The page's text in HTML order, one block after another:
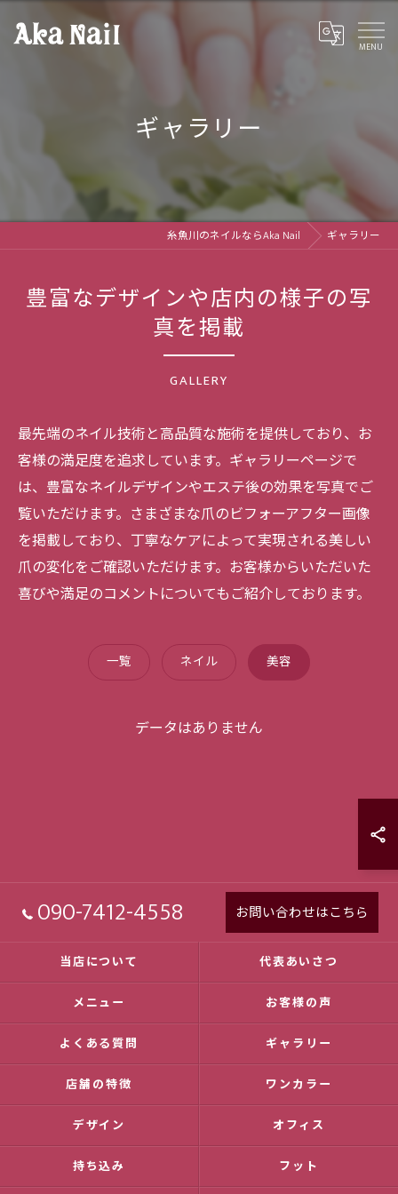
ギャラリー
糸魚川のネイルならAka Nail ギャラリー
豊富なデザインや店内の様子の写
真を掲載
GALLERY
最先端のネイル技術と高品質な施術を提供しており、お
客様の満足度を追求しています。ギャラリーページで
は、豊富なネイルデザインやエステ後の効果を写真でご
覧いただけます。さまざまな爪のビフォーアフター画像
を掲載しており、丁寧なケアによって実現される美しい
爪の変化をご確認いただけます。お客様からいただいた
喜びや満足のコメントについてもご紹介しております。
一覧 ネイル 美容
データはありません
090-7412-4558 お問い合わせはこちら
当店について 代表あいさつ
メニュー お客様の声
よくある質問 ギャラリー
店舗の特徴 ワンカラー
デザイン オフィス
持ち込み フット